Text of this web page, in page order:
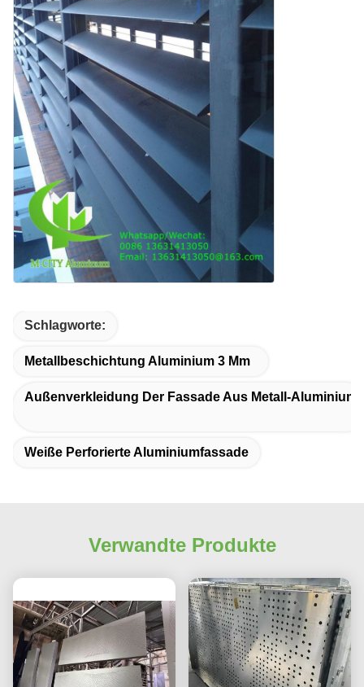
Schlagworte:
Metallbeschichtung Aluminium 3 Mm
Außenverkleidung Der Fassade Aus Metall-Aluminium
Weiße Perforierte Aluminiumfassade
Verwandte Produkte